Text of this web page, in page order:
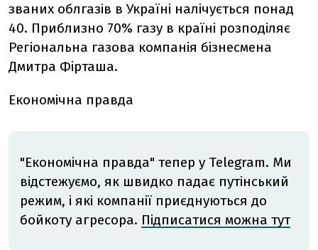
званих облгазів в Україні налічується понад
40. Приблизно 70% газу в країні розподіляє
Регіональна газова компанія бізнесмена
Дмитра Фірташа.
Економічна правда
"Економічна правда" тепер у Telegram. Ми
відстежуємо, як швидко падає путінський
режим, і які компанії приєднуються до
бойкоту агресора. Підписатися можна тут